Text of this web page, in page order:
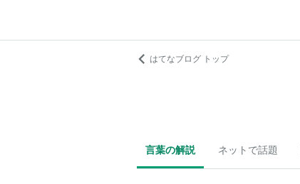
はてなブログ トップ
言葉の解説 ネットで話題